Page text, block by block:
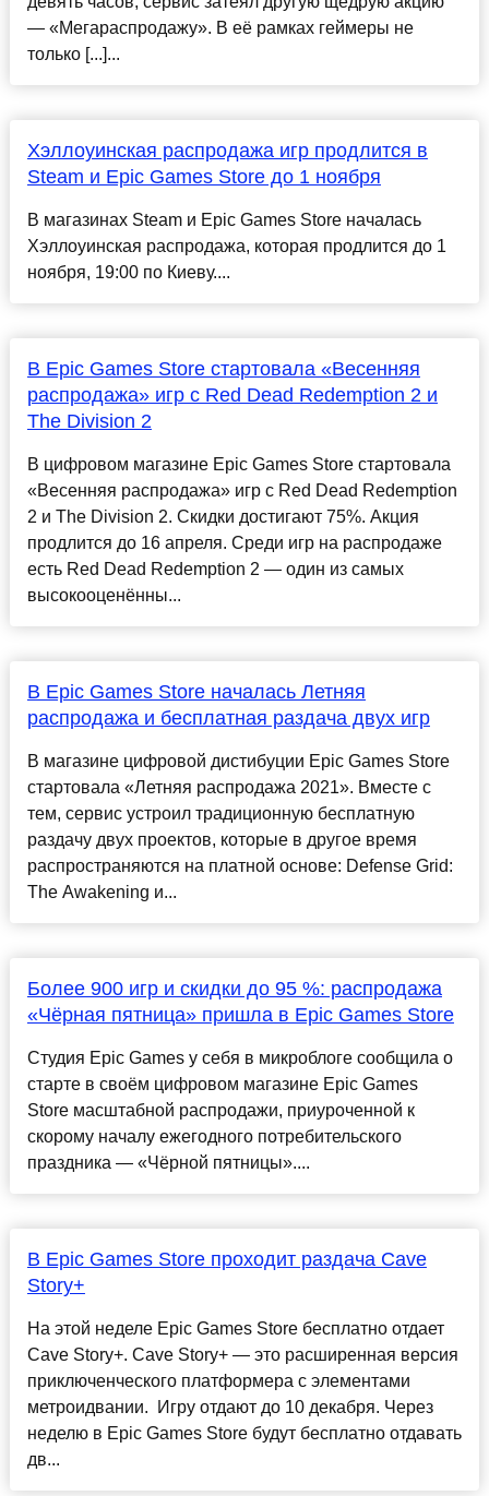
— «Мегараспродажу». В её рамках геймеры не
только [...]...
Хэллоуинская распродажа игр продлится в
Steam и Epic Games Store до 1 ноября
В магазинах Steam и Epic Games Store началась
Хэллоуинская распродажа, которая продлится до 1
ноября, 19:00 по Киеву....
В Epic Games Store стартовала «Весенняя
распродажа» игр с Red Dead Redemption 2 и
The Division 2
В цифровом магазине Epic Games Store стартовала
«Весенняя распродажа» игр с Red Dead Redemption
2 и The Division 2. Скидки достигают 75%. Акция
продлится до 16 апреля. Среди игр на распродаже
есть Red Dead Redemption 2 — один из самых
высокооценённы...
В Epic Games Store началась Летняя
распродажа и бесплатная раздача двух игр
В магазине цифровой дистибуции Epic Games Store
стартовала «Летняя распродажа 2021». Вместе с
тем, сервис устроил традиционную бесплатную
раздачу двух проектов, которые в другое время
распространяются на платной основе: Defense Grid:
The Awakening и...
Более 900 игр и скидки до 95 %: распродажа
«Чёрная пятница» пришла в Epic Games Store
Студия Epic Games у себя в микроблоге сообщила о
старте в своём цифровом магазине Epic Games
Store масштабной распродажи, приуроченной к
скорому началу ежегодного потребительского
праздника — «Чёрной пятницы»....
В Epic Games Store проходит раздача Cave
Story+
На этой неделе Epic Games Store бесплатно отдает
Cave Story+. Cave Story+ — это расширенная версия
приключенческого платформера с элементами
метроидвании. Игру отдают до 10 декабря. Через
неделю в Epic Games Store будут бесплатно отдавать
дв...